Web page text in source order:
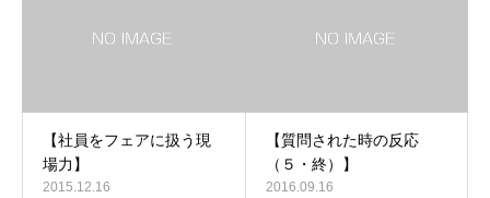
【社員をフェアに扱う現
場力】
2015.12.16
【質問された時の反応
（５・終）】
2016.09.16